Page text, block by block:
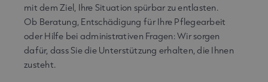
mit dem Ziel, Ihre Situation spürbar zu entlasten.
Ob Beratung, Entschädigung für Ihre Pflegearbeit
oder Hilfe bei administrativen Fragen: Wir sorgen
dafür, dass Sie die Unterstützung erhalten, die Ihnen
zusteht.